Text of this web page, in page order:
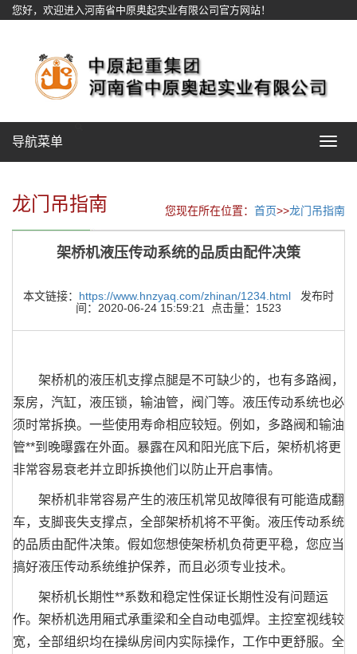
您好，欢迎进入河南省中原奥起实业有限公司官方网站！
Toggle
导航菜单
龙门吊指南 您现在所在位置： 首页>>龙门吊指南
架桥机液压传动系统的品质由配件决策
本文链接： https://www.hnzyaq.com/zhinan/1234.html 发布时
间：2020-06-24 15:59:21 点击量：1523
架桥机的液压机支撑点腿是不可缺少的，也有多路阀，
泵房，汽缸，液压锁，输油管，阀门等。液压传动系统也必
须时常拆换。一些使用寿命相应较短。例如，多路阀和输油
管**到晚曝露在外面。暴露在风和阳光底下后，架桥机将更
非常容易衰老并立即拆换他们以防止开启事情。
架桥机非常容易产生的液压机常见故障很有可能造成翻
车，支脚丧失支撑点，全部架桥机将不平衡。液压传动系统
的品质由配件决策。假如您想使架桥机负荷更平稳，您应当
搞好液压传动系统维护保养，而且必须专业技术。
架桥机长期性**系数和稳定性保证长期性没有问题运
作。架桥机选用厢式承重梁和全自动电弧焊。主控室视线较
宽，全部组织均在操纵房间内实际操作，工作中更舒服。全